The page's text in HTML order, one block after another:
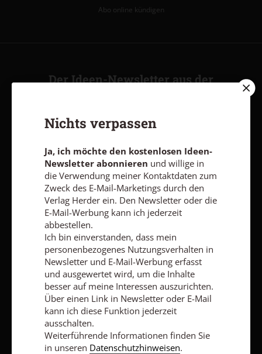
Abo online kündigen
Der Ideen-Newsletter aus der
Ja, ich möchte den kostenlosen Ideen-Newsletter
abonnierenund willige in die Verwendung meiner Kontaktdaten
Den Newsletter oder die E-Mail-Werbung kann ich jederzeit
abbestellen.
Ich bin einverstanden, dass mein personenbezogenes
Nutzungsverhalten in Newsletter und E-Mail-Werbung erfasst
und ausgewertet wird, um die Inhalte besser auf meine
Interessen auszurichten. Über einen Link in Newsletter oder E-
Mail kann ich diese Funktion jederzeit ausschalten.
Weiterführende Informationen finden Sie in unseren
Datenschutzhinweisen.
Nichts verpassen
Ja, ich möchte den kostenlosen Ideen-
Newsletter abonnieren und willige in
die Verwendung meiner Kontaktdaten zum
Zweck des E-Mail-Marketings durch den
Verlag Herder ein. Den Newsletter oder die
E-Mail-Werbung kann ich jederzeit
abbestellen.
Ich bin einverstanden, dass mein
personenbezogenes Nutzungsverhalten in
Newsletter und E-Mail-Werbung erfasst
und ausgewertet wird, um die Inhalte
besser auf meine Interessen auszurichten.
Über einen Link in Newsletter oder E-Mail
kann ich diese Funktion jederzeit
ausschalten.
Weiterführende Informationen finden Sie
in unseren Datenschutzhinweisen.